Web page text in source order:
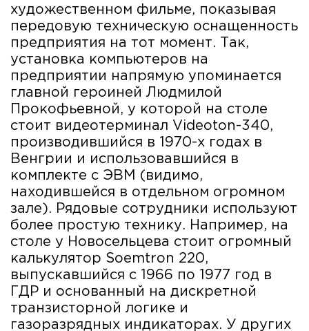
художественном фильме, показывая
передовую техническую оснащенность
предприятия на тот момент. Так,
установка компьютеров на
предприятии напрямую упоминается
главной героиней Людмилой
Прокофьевной, у которой на столе
стоит видеотерминал Videoton-340,
производившийся в 1970-х годах в
Венгрии и использовавшийся в
комплекте с ЭВМ (видимо,
находившейся в отдельном огромном
зале). Рядовые сотрудники используют
более простую технику. Например, на
столе у Новосельцева стоит огромный
калькулятор Soemtron 220,
выпускавшийся с 1966 по 1977 год в
ГДР и основанный на дискретной
транзисторной логике и
газоразрядных индикаторах. У других